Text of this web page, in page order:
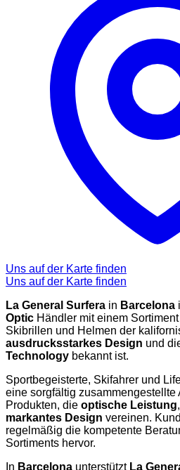
Uns auf der Karte finden
Uns auf der Karte finden
La General Surfera in Barcelona
Optic Händler mit einem
Skibrillen und Helmen der
ausdrucksstarkes Design und
Technology bekannt ist.
Sportbegeisterte, Skifahrer und
eine sorgfältig zusammengestellte
Produkten, die optische Leistung,
markantes Design vereinen.
regelmäßig die kompetente
Sortiments hervor.
In Barcelona unterstützt La